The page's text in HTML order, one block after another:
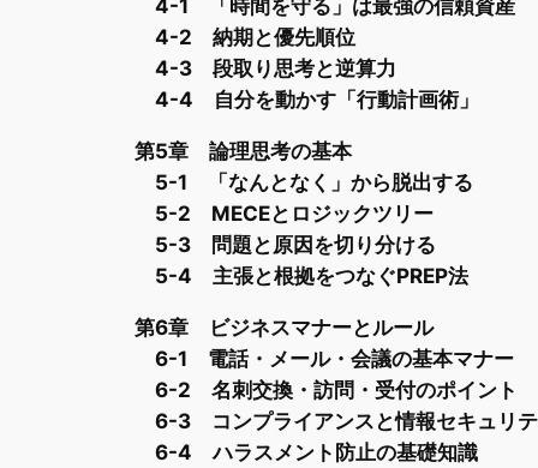
4-1 「時間を守る」は最強の信頼資産
4-2 納期と優先順位
4-3 段取り思考と逆算力
4-4 自分を動かす「行動計画術」
第5章 論理思考の基本
5-1 「なんとなく」から脱出する
5-2 MECEとロジックツリー
5-3 問題と原因を切り分ける
5-4 主張と根拠をつなぐPREP法
第6章 ビジネスマナーとルール
6-1 電話・メール・会議の基本マナー
6-2 名刺交換・訪問・受付のポイント
6-3 コンプライアンスと情報セキュリ
6-4 ハラスメント防止の基礎知識